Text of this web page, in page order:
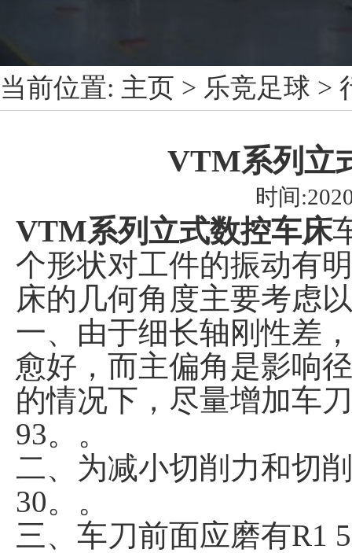
当前位置: 主页 > 乐竞足球 >
VTM系列立
时间
VTM系列立式数控车床
个形状对工件的振动有
床的几何角度主要考虑
一、由于细长轴刚性差
愈好，而主偏角是影响
的情况下，尽量增加车
93。。
二、为减小切削力和切
30。。
三、车刀前面应磨有R1